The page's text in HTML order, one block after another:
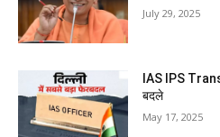
July 29, 2025
IAS IPS
बदले
May 17, 2025